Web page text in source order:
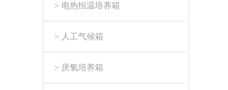
> 电热恒温培养箱
> 人工气候箱
> 厌氧培养箱